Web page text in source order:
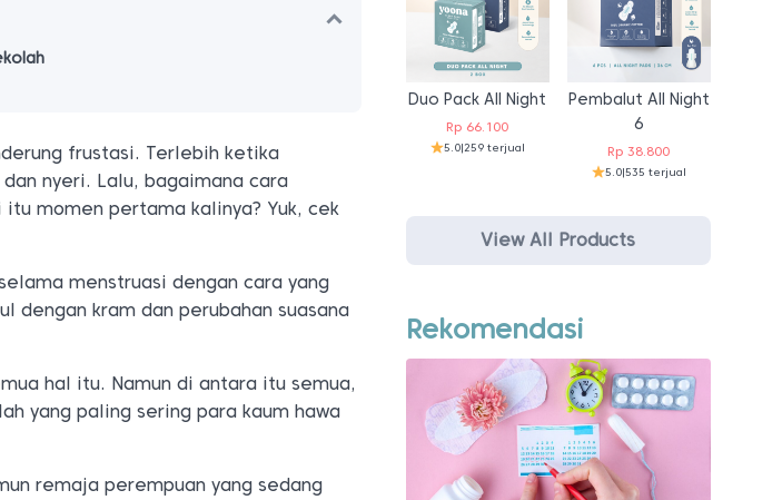
frustasi. Terlebih ketika
nyeri. Lalu, bagaimana cara
momen pertama kalinya? Yuk, cek
menstruasi dengan cara yang
dengan kram dan perubahan suasana
hal itu. Namun di antara itu semua,
yang paling sering para kaum hawa
remaja perempuan yang sedang
Duo Pack All Night
Rp 66.100
5.0|259 terjual
Pembalut All Night
6
Rp 38.800
5.0|535 terjual
View All Products
Rekomendasi